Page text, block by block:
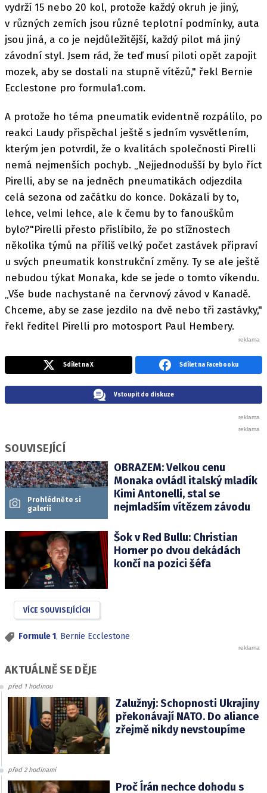
vydrží 15 nebo 20 kol, protože každý okruh je jiný,
v různých zemích jsou různé teplotní podmínky, auta
jsou jiná, a co je nejdůležitější, každý pilot má jiný
závodní styl. Jsem rád, že teď musí piloti opět zapojit
mozek, aby se dostali na stupně vítězů," řekl Bernie
Ecclestone pro formula1.com.
A protože ho téma pneumatik evidentně rozpálilo, po
reakci Laudy přispěchal ještě s jedním vysvětlením,
kterým jen potvrdil, že o kvalitách společnosti Pirelli
nemá nejmenších pochyb. „Nejjednodušší by bylo říct
Pirelli, aby se na jedněch pneumatikách odjezdila
celá sezona od začátku do konce. Dokázali by to,
lehce, velmi lehce, ale k čemu by to fanouškům
bylo?"Pirelli přesto přislíbilo, že po stížnostech
několika týmů na příliš velký počet zastávek připraví
u svých pneumatik konstrukční změny. Ty se ale ještě
nebudou týkat Monaka, kde se jede o tomto víkendu.
„Vše bude nachystané na červnový závod v Kanadě.
Chceme, aby se zase jezdilo na dvě nebo tři zastávky,"
řekl ředitel Pirelli pro motosport Paul Hembery.
Sdílet na X Sdílet na Facebooku
Vstoupit do diskuze
SOUVISEJÍCÍ
Prohlédněte si
galerii
OBRAZEM: Velkou cenu
Monaka ovládl italský mladík
Kimi Antonelli, stal se
nejmladším vítězem závodu
Šok v Red Bullu: Christian
Horner po dvou dekádách
končí na pozici šéfa
VÍCE SOUVISEJÍCÍCH
Formule 1, Bernie Ecclestone
AKTUÁLNĚ SE DĚJE
před 1 hodinou
Zalužnyj: Schopnosti Ukrajiny
překonávají NATO. Do aliance
zřejmě nikdy nevstoupíme
před 2 hodinami
Proč Írán nechce dohodu s